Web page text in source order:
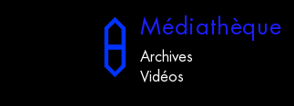
Médiathèque
Archives
Vidéos